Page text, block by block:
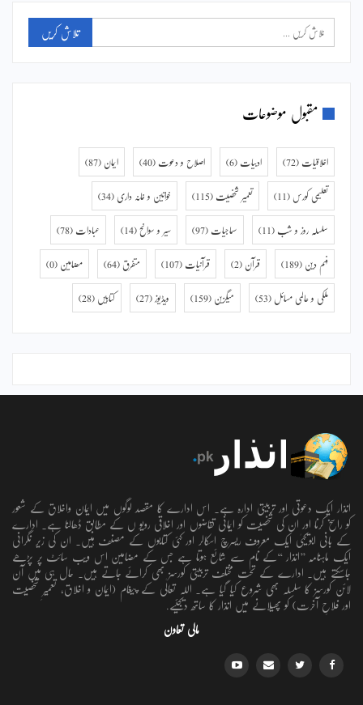
مقبول موضوعات
اخلاقیات (72) ادبیات (6) اصلاح و دعوت (40) ایمان (87)
تعلیمی کورس (11) تعمیر شخصیت (115) خواتین و خانہ داری (34)
سلسلہ روز و شب (11) سماجیات (97) سیر و سوانح (14) عبادات (78)
فہم دین (189) قرآن (2) قرآنیات (107) متفرق (64) مضامین (0)
ملکی و عالمی مسائل (53) میگزین (159) ویڈیوز (27) کتابیں (28)
انذار ایک دعوتی اور تربیتی ادارہ ہے۔ اس ادارے کا مقصد لوگوں میں ایمان واخلاق کے شعور
کو راسخ کرنا اور ان کی شخصیت کو ایمانی تقاضوں اور اخلاقی رویو ں کے مطابق ڈھالنا ہے۔ ادارے
کے بانی ابویحییٰ ایک معروف ریسرچ اسکالر اور کئی کتابوں کے مصنف ہیں۔ ان کی زیر نگرانی
ایک ماہنامہ ’’انذار ‘‘کے نام سے شائع ہوتا ہے جس کے مضامین اس ویب سائٹ پر پڑھے
جاسکتے ہیں۔ ادارے کے تحت مختلف تربیتی کورسز بھی کرائے جاتے ہیں۔ حال ہی میں آن
لائن کورسز کا سلسلہ بھی شروع کیا گیا ہے۔ اللہ تعالٰی کے پیغام (ایمان و اخلاق، تعمیرِ شخصیت
اور فلاحِ آخرت) کو پھیلانے میں انذار کا ساتھ دیجئیے.
مالی تعاون